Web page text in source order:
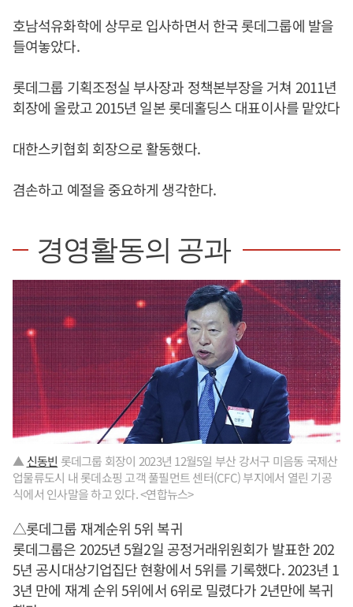
호남석유화학에 상무로 입사하면서 한국 롯데그룹에 발을
들여놓았다.
롯데그룹 기획조정실 부사장과 정책본부장을 거쳐 2011년
회장에 올랐고 2015년 일본 롯데홀딩스 대표이사를 맡았다
대한스키협회 회장으로 활동했다.
겸손하고 예절을 중요하게 생각한다.
경영활동의 공과
▲ 신동빈 롯데그룹 회장이 2023년 12월5일 부산 강서구 미음동 국제산
업물류도시 내 롯데쇼핑 고객 풀필먼트 센터(CFC) 부지에서 열린 기공
식에서 인사말을 하고 있다. <연합뉴스>
△롯데그룹 재계순위 5위 복귀
롯데그룹은 2025년 5월2일 공정거래위원회가 발표한 202
5년 공시대상기업집단 현황에서 5위를 기록했다. 2023년 1
3년 만에 재계 순위 5위에서 6위로 밀렸다가 2년만에 복귀